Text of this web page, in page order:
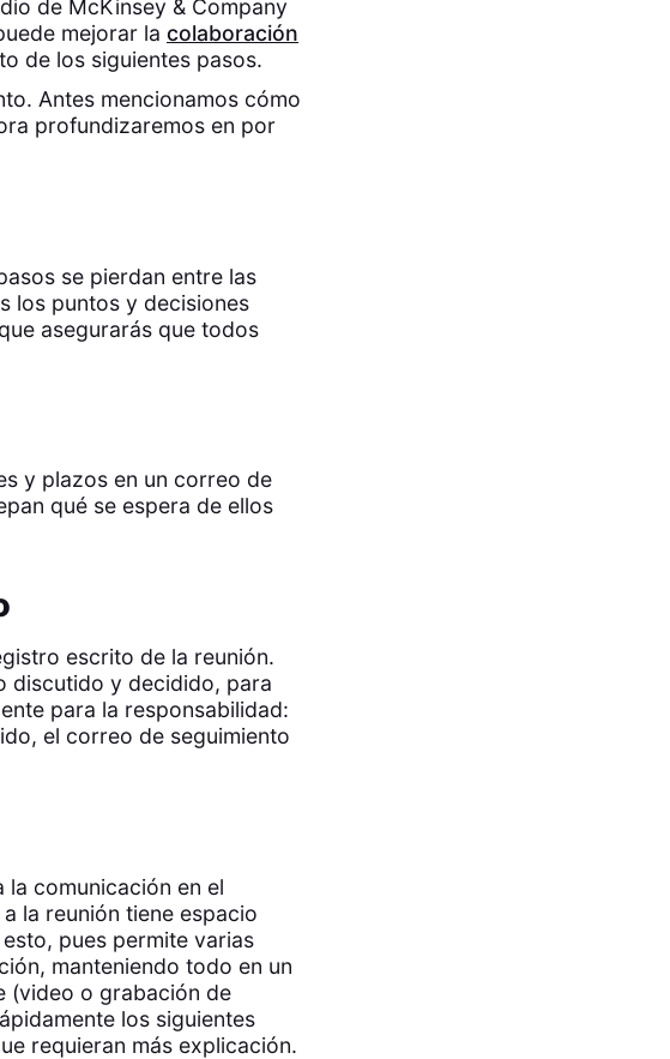
de McKinsey & Company
mejorar la colaboración
de los siguientes pasos.
Antes mencionamos cómo
profundizaremos en por
se pierdan entre las
los puntos y decisiones
asegurarás que todos
y plazos en un correo de
qué se espera de ellos
escrito de la reunión.
discutido y decidido, para
para la responsabilidad:
el correo de seguimiento
comunicación en el
la reunión tiene espacio
pues permite varias
manteniendo todo en un
(video o grabación de
los siguientes
requieran más explicación.